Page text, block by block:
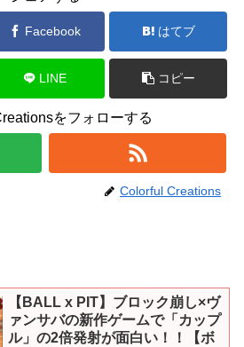
Facebook はてブ
LINE コピー
をフォローする
Colorful Creations
【BALL x PIT】ブロック崩し×ヴ
ァンサバの新作ゲームで「カップ
ル」の2倍発射が面白い！！【ボ